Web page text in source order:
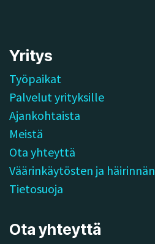
Yritys
Työpaikat
Palvelut yrityksille
Ajankohtaista
Meistä
Ota yhteyttä
Väärinkäytösten ja
Tietosuoja
Ota yhteyttä